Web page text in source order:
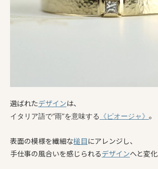
選ばれたデザインは、
イタリア語で“雨”を意味する 《ピオージャ》 。
表面の模様を繊細な槌目にアレンジし、
手仕事の風合いを感じられるデザインへと変